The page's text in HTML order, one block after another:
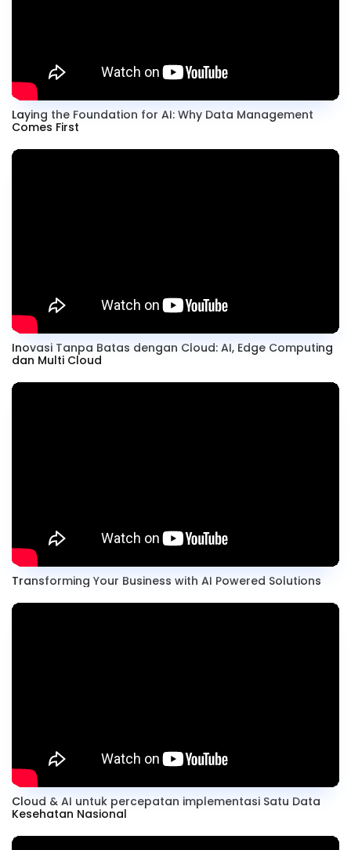
Laying the Foundation for AI: Why Data Management
Comes First
Inovasi Tanpa Batas dengan Cloud: AI, Edge Computing
dan Multi Cloud
Transforming Your Business with AI Powered Solutions
Cloud & AI untuk percepatan implementasi Satu Data
Kesehatan Nasional